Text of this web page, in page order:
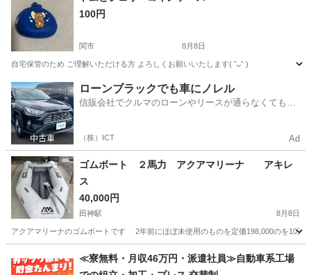
100円
関市 8月8日
自宅保管のため ご理解いただける方 よろしくお願いいたします( ˆᴗˆ )
岐阜 関市 その他
ローンブラックでも車にノレル
信販会社でクルマのローンやリースが通らなくてもク
（株）ICT Ad
ゴムボート ２馬力 アクアマリーナ アキレ
ス
40,000円
田神駅 8月8日
アクアマリーナのゴムボートです 2年前にほぼ未使用のものを定価198,000のを10万
田神駅 その他 ゴムボート
≪寮無料・月収46万円・派遣社員≫自動車系工場